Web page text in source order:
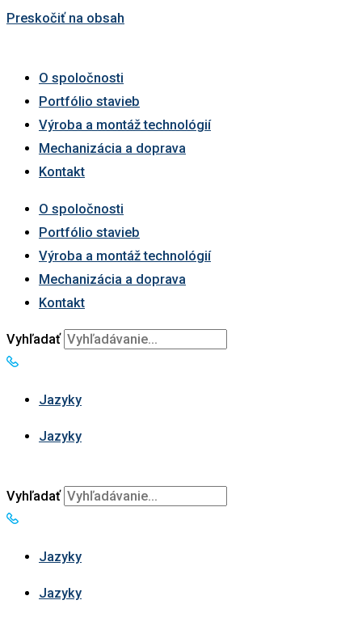
Preskočiť na obsah
O spoločnosti
Portfólio stavieb
Výroba a montáž technológií
Mechanizácia a doprava
Kontakt
O spoločnosti
Portfólio stavieb
Výroba a montáž technológií
Mechanizácia a doprava
Kontakt
Vyhľadať
Jazyky
Jazyky
Vyhľadať
Jazyky
Jazyky